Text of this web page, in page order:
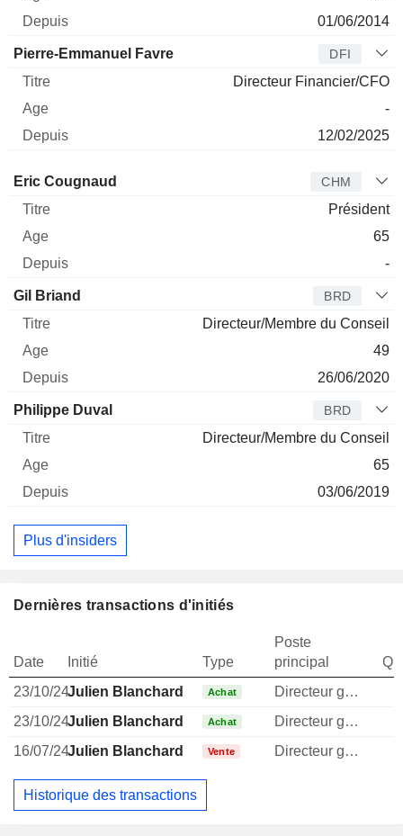
01/06/2014
Pierre-Emmanuel Favre DFI
Directeur Financier/CFO
-
12/02/2025
Administrateur Titre
Eric Cougnaud CHM
Président
65
-
Gil Briand BRD
Directeur/Membre du Conseil
49
26/06/2020
Philippe Duval BRD
Directeur/Membre du Conseil
65
03/06/2019
Plus d'insiders
Dernières transactions d'initiés
Date Initié Type
Poste
principal
23/10/24Julien Blanchard Achat Directeur general
23/10/24Julien Blanchard Achat Directeur general
16/07/24Julien Blanchard Vente Directeur general
Historique des transactions